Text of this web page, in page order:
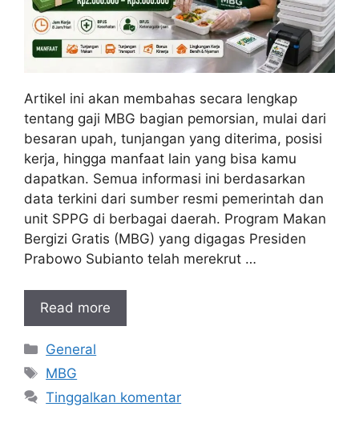
Artikel ini akan membahas secara lengkap
tentang gaji MBG bagian pemorsian, mulai dari
besaran upah, tunjangan yang diterima, posisi
kerja, hingga manfaat lain yang bisa kamu
dapatkan. Semua informasi ini berdasarkan
data terkini dari sumber resmi pemerintah dan
unit SPPG di berbagai daerah. Program Makan
Bergizi Gratis (MBG) yang digagas Presiden
Prabowo Subianto telah merekrut …
Read more
Kategori
General
Tag
MBG
Tinggalkan komentar